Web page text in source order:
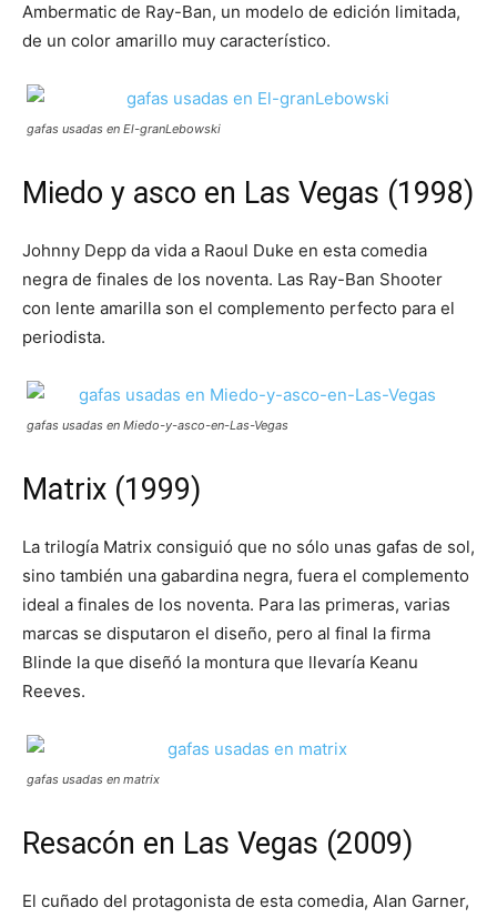
Ambermatic de Ray-Ban, un modelo de edición limitada,
de un color amarillo muy característico.
gafas usadas en El-granLebowski
Miedo y asco en Las Vegas (1998)
Johnny Depp da vida a Raoul Duke en esta comedia
negra de finales de los noventa. Las Ray-Ban Shooter
con lente amarilla son el complemento perfecto para el
periodista.
gafas usadas en Miedo-y-asco-en-Las-Vegas
Matrix (1999)
La trilogía Matrix consiguió que no sólo unas gafas de sol,
sino también una gabardina negra, fuera el complemento
ideal a finales de los noventa. Para las primeras, varias
marcas se disputaron el diseño, pero al final la firma
Blinde la que diseñó la montura que llevaría Keanu
Reeves.
gafas usadas en matrix
Resacón en Las Vegas (2009)
El cuñado del protagonista de esta comedia, Alan Garner,